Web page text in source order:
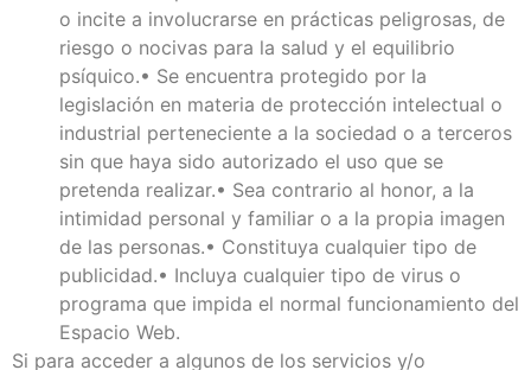
o incite a involucrarse en prácticas peligrosas, de
riesgo o nocivas para la salud y el equilibrio
psíquico.• Se encuentra protegido por la
legislación en materia de protección intelectual o
industrial perteneciente a la sociedad o a terceros
sin que haya sido autorizado el uso que se
pretenda realizar.• Sea contrario al honor, a la
intimidad personal y familiar o a la propia imagen
de las personas.• Constituya cualquier tipo de
publicidad.• Incluya cualquier tipo de virus o
programa que impida el normal funcionamiento del
Espacio Web.
Si para acceder a algunos de los servicios y/o